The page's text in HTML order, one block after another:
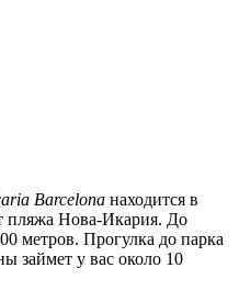
Barcelona находится в
пляжа Нова-Икария. До
метров. Прогулка до парка
займет у вас около 10